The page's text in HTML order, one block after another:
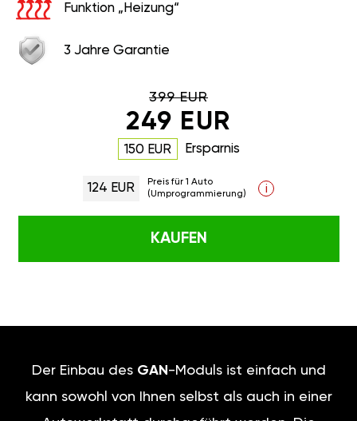
Funktion „Heizung“
3 Jahre Garantie
399 EUR
249 EUR
150 EUR Ersparnis
124 EUR
Preis für 1 Auto
(Umprogrammierung)
i
KAUFEN
Der Einbau des GAN -Moduls ist einfach und
kann sowohl von Ihnen selbst als auch in einer